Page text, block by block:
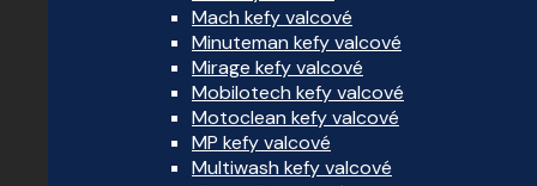
Mach kefy valcové
Minuteman kefy valcové
Mirage kefy valcové
Mobilotech kefy valcové
Motoclean kefy valcové
MP kefy valcové
Multiwash kefy valcové